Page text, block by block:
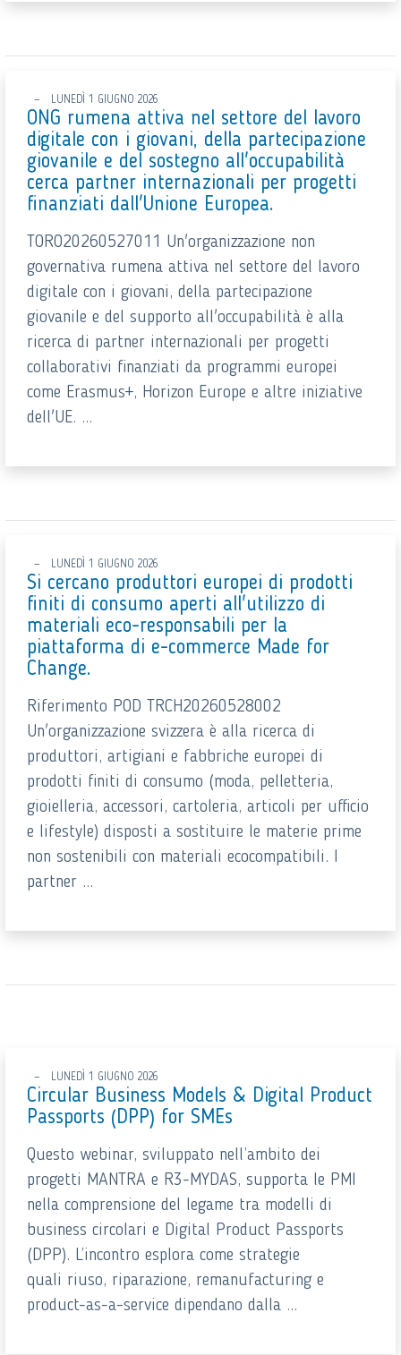
LUNEDÌ 1 GIUGNO 2026
ONG rumena attiva nel settore del lavoro
digitale con i giovani, della partecipazione
giovanile e del sostegno all'occupabilità
cerca partner internazionali per progetti
finanziati dall'Unione Europea.
TORO20260527011 Un'organizzazione non
governativa rumena attiva nel settore del lavoro
digitale con i giovani, della partecipazione
giovanile e del supporto all'occupabilità è alla
ricerca di partner internazionali per progetti
collaborativi finanziati da programmi europei
come Erasmus+, Horizon Europe e altre iniziative
dell'UE. ...
LUNEDÌ 1 GIUGNO 2026
Si cercano produttori europei di prodotti
finiti di consumo aperti all'utilizzo di
materiali eco-responsabili per la
piattaforma di e-commerce Made for
Change.
Riferimento POD TRCH20260528002
Un'organizzazione svizzera è alla ricerca di
produttori, artigiani e fabbriche europei di
prodotti finiti di consumo (moda, pelletteria,
gioielleria, accessori, cartoleria, articoli per ufficio
e lifestyle) disposti a sostituire le materie prime
non sostenibili con materiali ecocompatibili. I
partner ...
LUNEDÌ 1 GIUGNO 2026
Circular Business Models & Digital Product
Passports (DPP) for SMEs
Questo webinar, sviluppato nell’ambito dei
progetti MANTRA e R3-MYDAS, supporta le PMI
nella comprensione del legame tra modelli di
business circolari e Digital Product Passports
(DPP). L’incontro esplora come strategie
quali riuso, riparazione, remanufacturing e
product-as-a-service dipendano dalla ...